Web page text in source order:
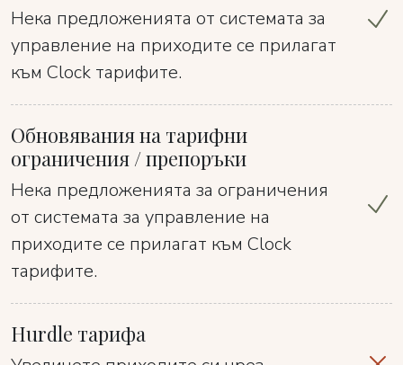
Нека предложенията от системата за
управление на приходите се прилагат
към Clock тарифите.
Обновявания на тарифни
ограничения / препоръки
Нека предложенията за ограничения
от системата за управление на
приходите се прилагат към Clock
тарифите.
Hurdle тарифа